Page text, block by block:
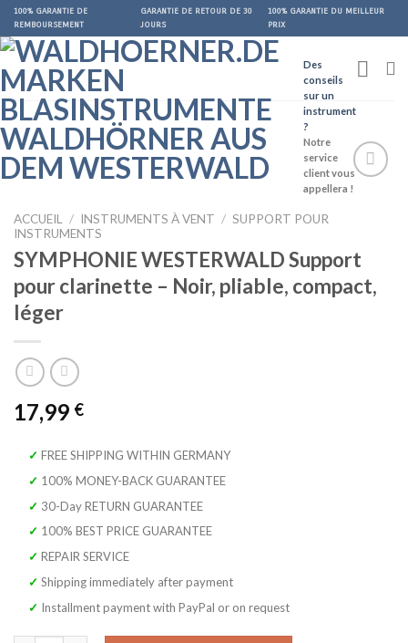
Skip
to
content
100% GARANTIE DE
REMBOURSEMENT
GARANTIE DE RETOUR DE 30
JOURS
100% GARANTIE DU MEILLEUR
PRIX
Des
conseils
sur un
instrument
?
Notre
service
client vous
appellera !
Wunschliste
ACCUEIL / INSTRUMENTS À VENT / SUPPORT POUR
INSTRUMENTS
SYMPHONIE WESTERWALD Support
pour clarinette – Noir, pliable, compact,
léger
17,99 €
✓ FREE SHIPPING WITHIN GERMANY
✓ 100% MONEY-BACK GUARANTEE
✓ 30-Day RETURN GUARANTEE
✓ 100% BEST PRICE GUARANTEE
✓ REPAIR SERVICE
✓ Shipping immediately after payment
✓ Installment payment with PayPal or on request